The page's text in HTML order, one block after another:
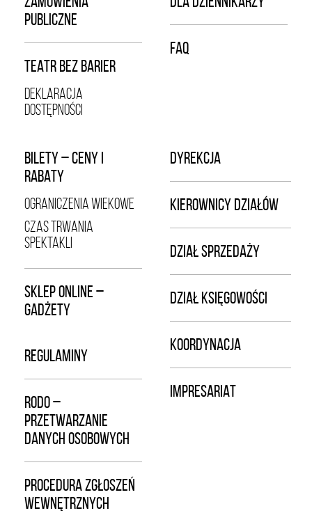
PUBLICZNE
TEATR BEZ BARIER
DEKLARACJA
DOSTĘPNOŚCI
FAQ
BILETY – CENY I
RABATY
OGRANICZENIA WIEKOWE
CZAS TRWANIA
SPEKTAKLI
SKLEP ONLINE –
GADŻETY
REGULAMINY
RODO –
PRZETWARZANIE
DANYCH OSOBOWYCH
PROCEDURA ZGŁOSZEŃ
WEWNĘTRZNYCH
DYREKCJA
KIEROWNICY DZIAŁÓW
DZIAŁ SPRZEDAŻY
DZIAŁ KSIĘGOWOŚCI
KOORDYNACJA
IMPRESARIAT